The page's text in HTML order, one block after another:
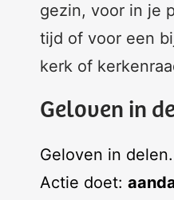
gezin, voor in je
tijd of voor een
kerk of
Geloven in
Geloven in
Actie doet: